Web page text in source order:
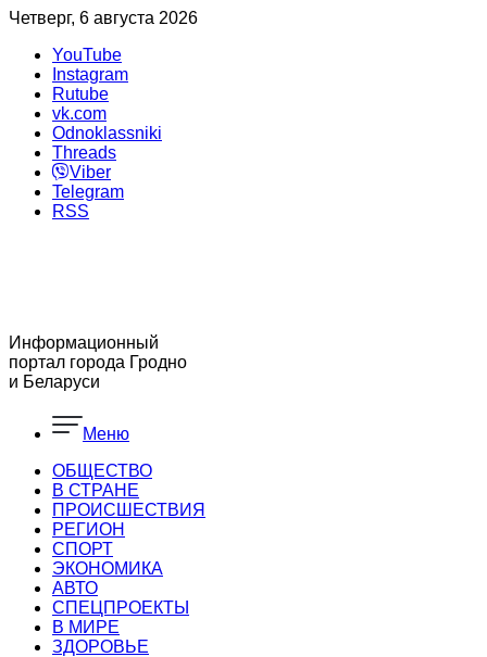
Четверг, 6 августа 2026
YouTube
Instagram
Rutube
vk.com
Odnoklassniki
Threads
Viber
Telegram
RSS
Информационный
портал города Гродно
и Беларуси
Меню
ОБЩЕСТВО
В СТРАНЕ
ПРОИСШЕСТВИЯ
РЕГИОН
CПОРТ
ЭКОНОМИКА
АВТО
СПЕЦПРОЕКТЫ
В МИРЕ
ЗДОРОВЬЕ